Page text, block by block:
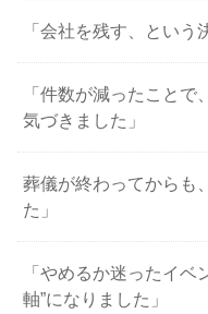
「会社を残す、という
「件数が減ったこと
気づきました」
葬儀が終わってからも
た」
「やめるか迷ったイベ
軸”になりました」